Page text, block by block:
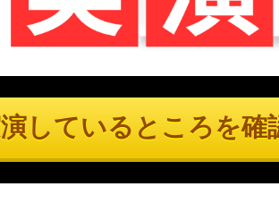
しているところを